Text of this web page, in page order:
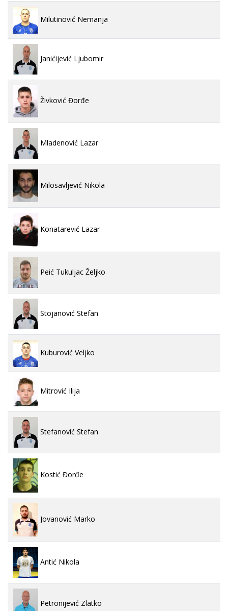
Milutinović Nemanja
Janićijević Ljubomir
Živković Đorđe
Mladenović Lazar
Milosavljević Nikola
Konatarević Lazar
Peić Tukuljac Željko
Stojanović Stefan
Kuburović Veljko
Mitrović Ilija
Stefanović Stefan
Kostić Đorđe
Jovanović Marko
Antić Nikola
Petronijević Zlatko